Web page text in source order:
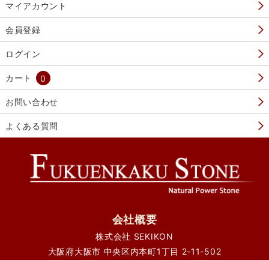
マイアカウント
会員登録
ログイン
カート 0
お問い合わせ
よくある質問
会社概要
株式会社 SEKIKON
大阪府大阪市 中央区内本町1丁目 2-11-502